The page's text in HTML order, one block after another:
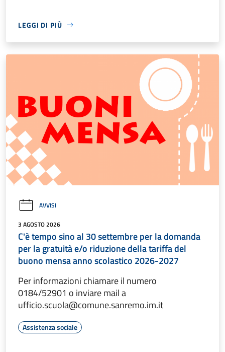
LEGGI DI PIÙ
AVVISI
3 AGOSTO 2026
C'è tempo sino al 30 settembre per la domanda
per la gratuità e/o riduzione della tariffa del
buono mensa anno scolastico 2026-2027
Per informazioni chiamare il numero
0184/52901 o inviare mail a
ufficio.scuola@comune.sanremo.im.it
Assistenza sociale